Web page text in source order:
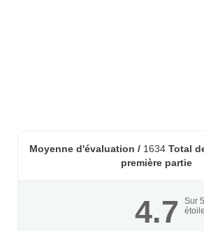
Moyenne d'évaluation / 1634 Total
première partie
4.7 Sur 5